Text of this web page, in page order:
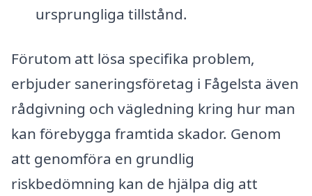
ursprungliga tillstånd.
Förutom att lösa specifika problem,
erbjuder saneringsföretag i Fågelsta även
rådgivning och vägledning kring hur man
kan förebygga framtida skador. Genom
att genomföra en grundlig
riskbedömning kan de hjälpa dig att